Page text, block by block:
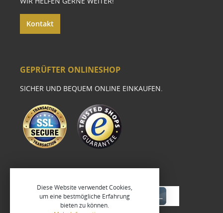
Kontakt
GEPRÜFTER ONLINESHOP
SICHER UND BEQUEM ONLINE EINKAUFEN.
Diese Website verwendet Cookies,
um eine bestmögliche Erfahrung
bieten zu können.